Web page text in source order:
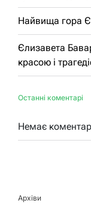
Найвища гора
Єлизавета
красою і
Останні коментарі
Немає
Архіви